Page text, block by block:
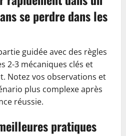
se perdre dans les
guidée avec des règles
2-3 mécaniques clés et
Notez vos observations et
plus complexe après
réussie.
pratiques